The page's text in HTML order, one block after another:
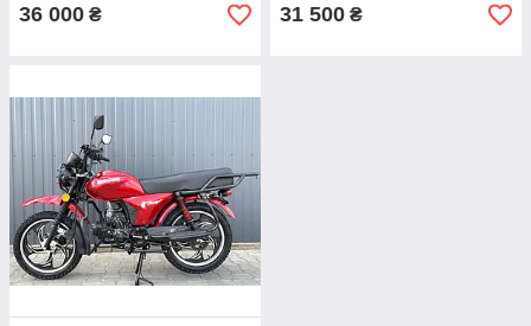
36 000 ₴ 31 500 ₴